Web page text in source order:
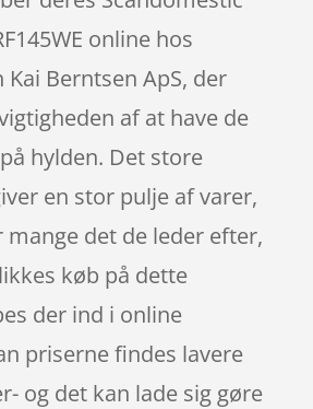
online hos
Berntsen ApS, der
af at have de
hylden. Det store
en stor pulje af varer,
mange det de leder efter,
køb på dette
der ind i online
priserne findes lavere
og det kan lade sig gøre